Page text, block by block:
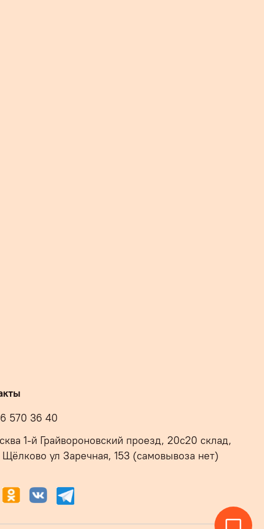
570 36 40
1-й Грайвороновский проезд, 20с20 склад,
ул Заречная, 153 (самовывоза нет)